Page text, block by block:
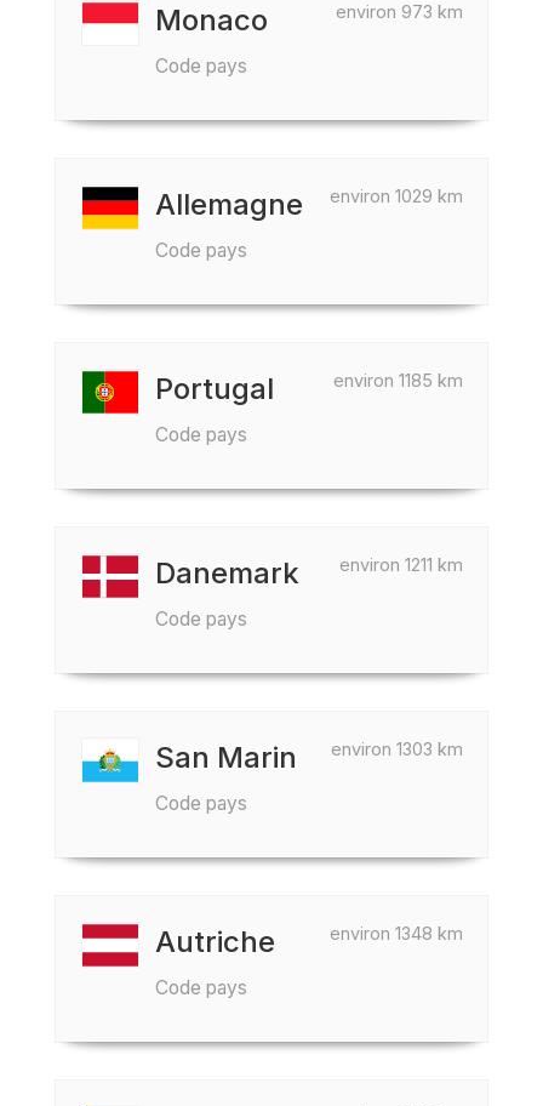
environ 973 km
Monaco
Code pays
environ 1029 km
Allemagne
Code pays
environ 1185 km
Portugal
Code pays
environ 1211 km
Danemark
Code pays
environ 1303 km
San Marin
Code pays
environ 1348 km
Autriche
Code pays